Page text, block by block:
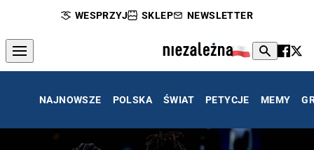
WESPRZYJ SKLEP NEWSLETTER
NAJNOWSZE POLSKA ŚWIAT PETYCJE MEMY